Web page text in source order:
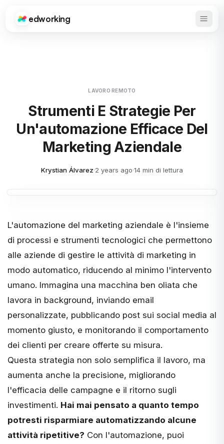
Edworking
edworking Apri
LAVORO REMOTO
Strumenti E Strategie Per
Un'automazione Efficace Del
Marketing Aziendale
Krystian Álvarez·2 years ago·14 min di lettura
L'automazione del marketing aziendale è l'insieme
di processi e strumenti tecnologici che permettono
alle aziende di gestire le attività di marketing in
modo automatico, riducendo al minimo l'intervento
umano. Immagina una macchina ben oliata che
lavora in background, inviando email
personalizzate, pubblicando post sui social media al
momento giusto, e monitorando il comportamento
dei clienti per creare offerte su misura.
Questa strategia non solo semplifica il lavoro, ma
aumenta anche la precisione, migliorando
l'efficacia delle campagne e il ritorno sugli
investimenti. Hai mai pensato a quanto tempo
potresti risparmiare automatizzando alcune
attività ripetitive? Con l'automazione, puoi